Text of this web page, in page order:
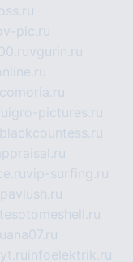
pic.ru
vgurin.ru
igro-pictures.ru
blackcountess.ru
vip-surfing.ru
tesotomeshell.ru
infoelektrik.ru